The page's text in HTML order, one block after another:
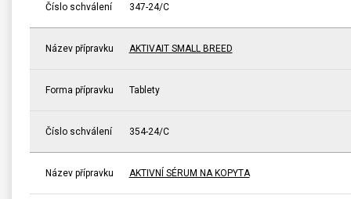
Číslo schválení 347-24/C
Název přípravku AKTIVAIT SMALL BREED
Forma přípravku Tablety
Číslo schválení 354-24/C
Název přípravku AKTIVNÍ SÉRUM NA KOPYTA